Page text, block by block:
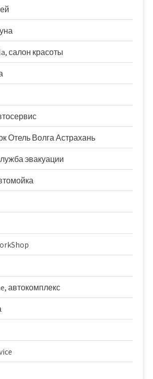
салон красоты
Отель Волга Астрахань
эвакуации
автокомплекс